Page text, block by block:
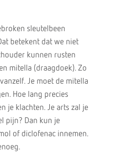
sleutelbeen
betekent dat we niet
kunnen rusten
mitella (draagdoek). Zo
Je moet de mitella
Hoe lang precies
je klachten. Je arts zal je
pijn? Dan kun je
of diclofenac innemen.